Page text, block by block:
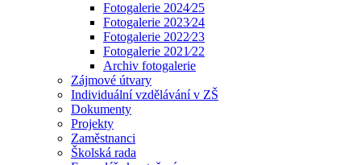
Fotogalerie 2024⁄25
Fotogalerie 2023⁄24
Fotogalerie 2022⁄23
Fotogalerie 2021⁄22
Archiv fotogalerie
Zájmové útvary
Individuální vzdělávání v ZŠ
Dokumenty
Projekty
Zaměstnanci
Školská rada